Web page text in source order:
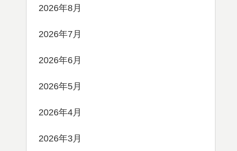
2026年8月
2026年7月
2026年6月
2026年5月
2026年4月
2026年3月